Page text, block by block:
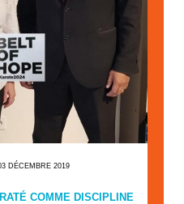
DÉCEMBRE 2019
COMME DISCIPLINE